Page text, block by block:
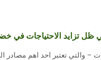
ظل تزايد الاحتياجات في
والتي تعتبر احد اهم مصادر